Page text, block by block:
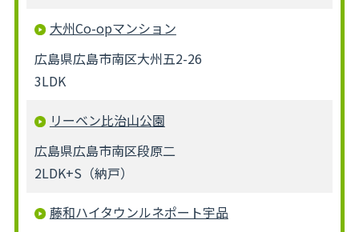
大州Co-opマンション
広島県広島市南区大州五2-26
3LDK
リーベン比治山公園
広島県広島市南区段原二
2LDK+S（納戸）
藤和ハイタウンルネポート宇品